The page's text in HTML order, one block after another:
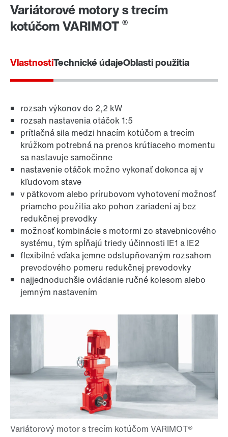
Adaptér
Dlhodobá záruka
Povrchová a antikorózna ochrana
Variátorové motory s trecím
kotúčom VARIMOT ®
VlastnostiTechnické údajeOblasti použitia
rozsah výkonov do 2,2 kW
rozsah nastavenia otáčok 1:5
prítlačná sila medzi hnacím kotúčom a trecím
krúžkom potrebná na prenos krútiaceho momentu
sa nastavuje samočinne
nastavenie otáčok možno vykonať dokonca aj v
kľudovom stave
v pätkovom alebo prírubovom vyhotovení možnosť
priameho použitia ako pohon zariadení aj bez
redukčnej prevodky
možnosť kombinácie s motormi zo stavebnicového
systému, tým spĺňajú triedy účinnosti IE1 a IE2
flexibilné vďaka jemne odstupňovaným rozsahom
prevodového pomeru redukčnej prevodovky
najjednoduchšie ovládanie ručné kolesom alebo
jemným nastavením